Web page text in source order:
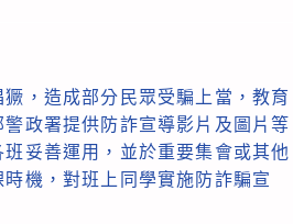
，造成部分民眾受騙上當，教育
政署提供防詐宣導影片及圖片等
妥善運用，並於重要集會或其他
機，對班上同學實施防詐騙宣